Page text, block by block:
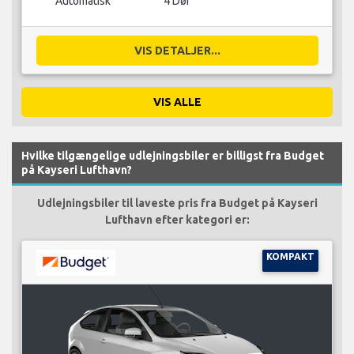
VIS DETALJER...
VIS ALLE
Hvilke tilgængelige udlejningsbiler er billigst fra Budget
på Kayseri Lufthavn?
Udlejningsbiler til laveste pris fra Budget på Kayseri
Lufthavn efter kategori er:
KOMPAKT